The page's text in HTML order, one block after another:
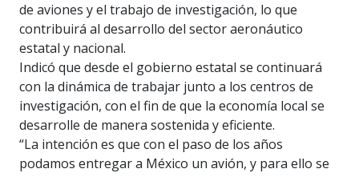
de aviones y el trabajo de investigación, lo que
contribuirá al desarrollo del sector aeronáutico
estatal y nacional.
Indicó que desde el gobierno estatal se continuará
con la dinámica de trabajar junto a los centros de
investigación, con el fin de que la economía local se
desarrolle de manera sostenida y eficiente.
“La intención es que con el paso de los años
podamos entregar a México un avión, y para ello se